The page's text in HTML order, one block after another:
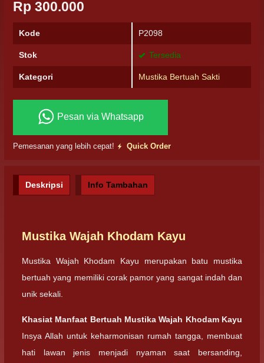
Rp 300.000
Kode P2098
Stok Tersedia
Kategori Mustika Bertuah Sakti
Pesan via Whatsapp
Pemesanan yang lebih cepat! Quick Order
Deskripsi Info Tambahan
Mustika Wajah Khodam Kayu
Mustika Wajah Khodam Kayu merupakan batu mustika
bertuah yang memiliki corak pamor yang sangat indah dan
unik sekali.
Khasiat Manfaat Bertuah Mustika Wajah Khodam Kayu
Insya Allah untuk keharmonisan rumah tangga, membuat
hati lawan jenis menjadi nyaman saat bersanding,